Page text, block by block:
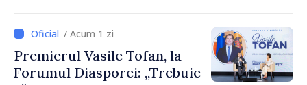
dumneavoastră pentru a
construi comunități mai
puternice”
/ Acum 1 zi
Premierul Vasile Tofan, la
Forumul Diasporei: „Trebuie